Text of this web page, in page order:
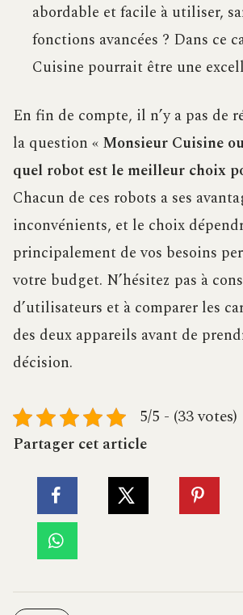
abordable et facile à utiliser,
fonctions avancées ? Dans ce
Cuisine pourrait être une
En fin de compte, il n’y a pas de
la question « Monsieur Cuisine
quel robot est le meilleur choix
Chacun de ces robots a ses
inconvénients, et le choix
principalement de vos besoins
votre budget. N’hésitez pas à
d’utilisateurs et à comparer les
des deux appareils avant de
décision.
5/5 - (33 votes)
Partager cet article